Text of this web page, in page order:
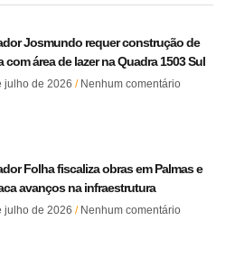
Josmundo requer construção de
com área de lazer na Quadra 1503 Sul
julho de 2026 Nenhum comentário
Folha fiscaliza obras em Palmas e
avanços na infraestrutura
julho de 2026 Nenhum comentário